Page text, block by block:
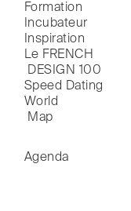
Formation
Incubateur
Inspiration
Le FRENCH
DESIGN 100
Speed Dating
World
Map
Agenda